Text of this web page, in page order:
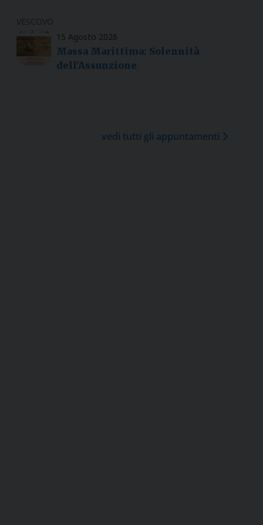
VESCOVO
15 Agosto 2026
Massa Marittima: Solennità
dell’Assunzione
vedi tutti gli appuntamenti